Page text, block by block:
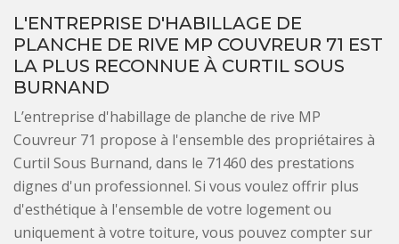
L'ENTREPRISE D'HABILLAGE DE
PLANCHE DE RIVE MP COUVREUR 71 EST
LA PLUS RECONNUE À CURTIL SOUS
BURNAND
L’entreprise d'habillage de planche de rive MP
Couvreur 71 propose à l'ensemble des propriétaires à
Curtil Sous Burnand, dans le 71460 des prestations
dignes d'un professionnel. Si vous voulez offrir plus
d'esthétique à l'ensemble de votre logement ou
uniquement à votre toiture, vous pouvez compter sur